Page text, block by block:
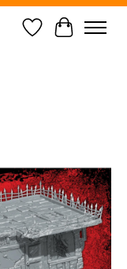
Liste dePanier